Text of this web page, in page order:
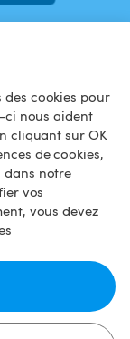
des cookies pour
ci nous aident
cliquant sur OK
de cookies,
dans notre
vos
vous devez